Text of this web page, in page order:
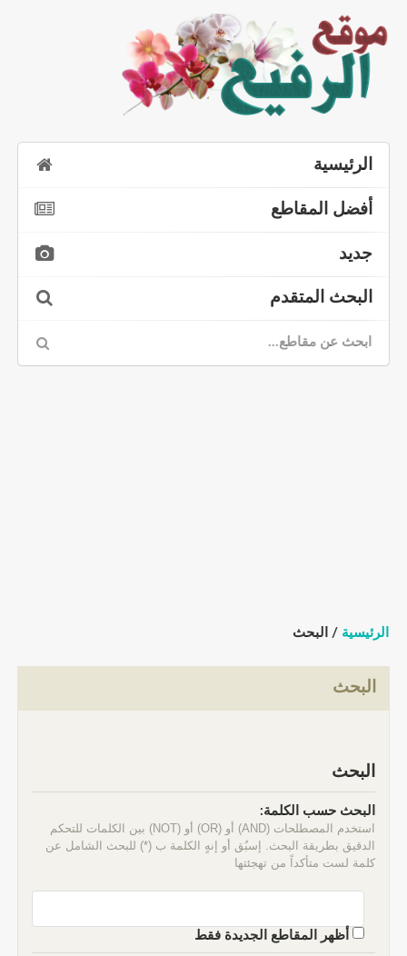
الرئيسية
أفضل المقاطع
جديد
البحث المتقدم
الرئيسية / البحث
البحث
البحث
البحث حسب الكلمة:
استخدم المصطلحات (AND) أو (OR) أو (NOT) بين الكلمات للتحكم
الدقيق بطريقة البحث. إسبُق أو إنهٍ الكلمة ب (*) للبحث الشامل عن
كلمة لست متأكداً من تهجئتها
أظهر المقاطع الجديدة فقط